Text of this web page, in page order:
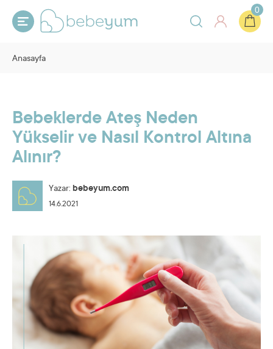
0
Anasayfa
Bebeklerde Ateş Neden
Yükselir ve Nasıl Kontrol Altına
Alınır?
Yazar: bebeyum.com
14.6.2021